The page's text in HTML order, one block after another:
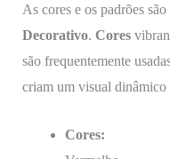
As cores e os padrões
Decorativo. Cores
são frequentemente
criam um visual dinâmico
Cores: